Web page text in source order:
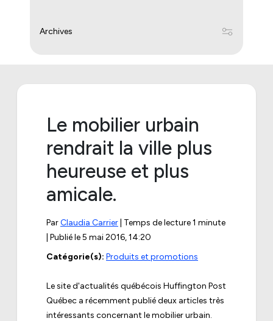
Archives
Le mobilier urbain
rendrait la ville plus
heureuse et plus
amicale.
ParClaudia Carrier | Temps de lecture 1 minute
| Publié le5 mai 2016, 14:20
Catégorie(s): Produits et promotions
Le site d'actualités québécois Huffington Post
Québec a récemment publié deux articles très
intéressants concernant le mobilier urbain.